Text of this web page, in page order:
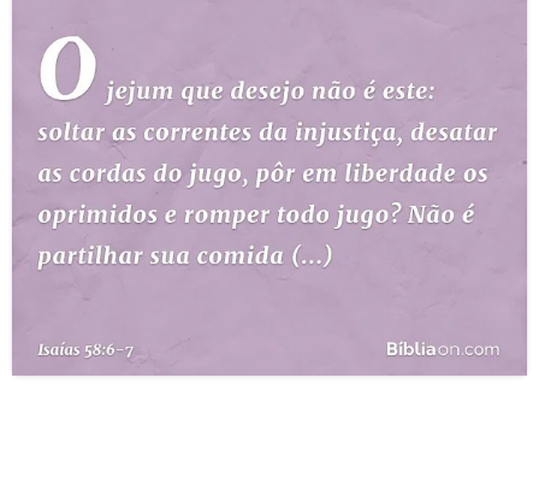
TERMO BÍBLICO
QUEM SOMOS